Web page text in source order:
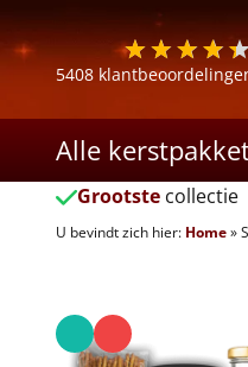
5408
Alle
Grootste collectie
U bevindt zich hier: Home»